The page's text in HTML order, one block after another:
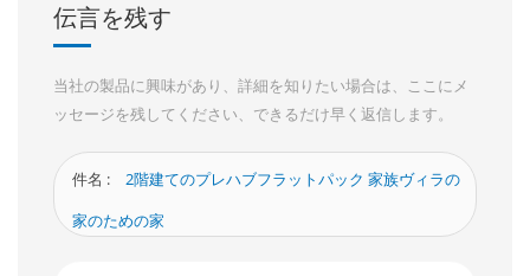
伝言を残す
当社の製品に興味があり、詳細を知りたい場合は、ここにメ
ッセージを残してください、できるだけ早く返信します。
件名 :
2階建てのプレハブフラットパック 家族ヴィラの
家のための家